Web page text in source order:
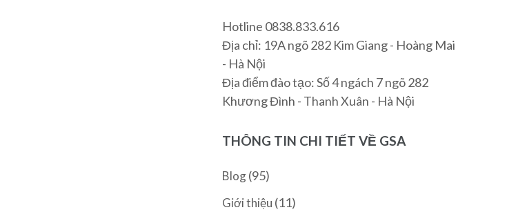
Hotline 0838.833.616
Địa chỉ: 19A ngõ 282 Kim Giang - Hoàng Mai
- Hà Nội
Địa điểm đào tạo: Số 4 ngách 7 ngõ 282
Khương Đình - Thanh Xuân - Hà Nội
THÔNG TIN CHI TIẾT VỀ GSA
Blog(95)
Giới thiệu (11)